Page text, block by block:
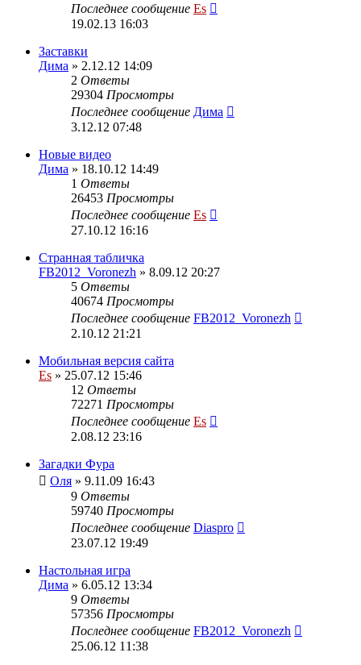
Последнее сообщение Es
19.02.13 16:03
Заставки
Дима » 2.12.12 14:09
2 Ответы
29304 Просмотры
Последнее сообщение Дима
3.12.12 07:48
Новые видео
Дима » 18.10.12 14:49
1 Ответы
26453 Просмотры
Последнее сообщение Es
27.10.12 16:16
Странная табличка
FB2012_Voronezh » 8.09.12 20:27
5 Ответы
40674 Просмотры
Последнее сообщение FB2012_Voronezh
2.10.12 21:21
Мобильная версия сайта
Es » 25.07.12 15:46
12 Ответы
72271 Просмотры
Последнее сообщение Es
2.08.12 23:16
Загадки Фура
Оля » 9.11.09 16:43
9 Ответы
59740 Просмотры
Последнее сообщение Diaspro
23.07.12 19:49
Настольная игра
Дима » 6.05.12 13:34
9 Ответы
57356 Просмотры
Последнее сообщение FB2012_Voronezh
25.06.12 11:38